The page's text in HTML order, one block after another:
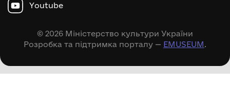
Youtube
© 2026 Міністерство культури України
Розробка та підтримка порталу — EMUSEUM.